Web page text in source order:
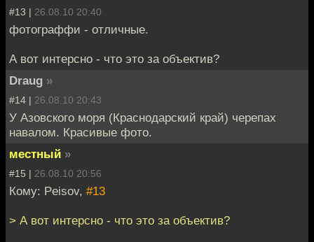
#13 | 26.08.10 20:40
фотограффи - отличные.
А вот интерсно - что это за объектив?
Draug »
#14 | 26.08.10 20:43
У Азовского моря (Краснодарский край) черепах
навалом. Красивые фото.
местный »
#15 | 26.08.10 20:56
Кому: Peisov, #13
> А вот интерсно - что это за объектив?